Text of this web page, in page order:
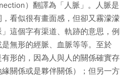
）翻譯為「人脈」。人脈是
看似很有畫面感，但卻又霧濛濛
這個字有渠道、軌跡的意思，例
無形的經脈、血脈等等。至於
有形的，因為人與人的關係確實存
關係或是夥伴關係）；但另一方